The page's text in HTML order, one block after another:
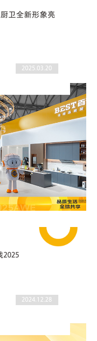
卫全新形象亮
2025.03.20
2025
2024.12.28